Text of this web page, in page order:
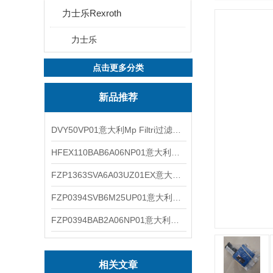
力士乐Rexroth
力士乐
点击更多分类
新品推荐
相关文章